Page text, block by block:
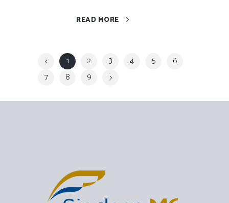
READ MORE
1 2 3 4 5
6
7
8 9